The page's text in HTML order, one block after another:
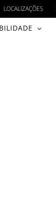
LOCALIZAÇÕES